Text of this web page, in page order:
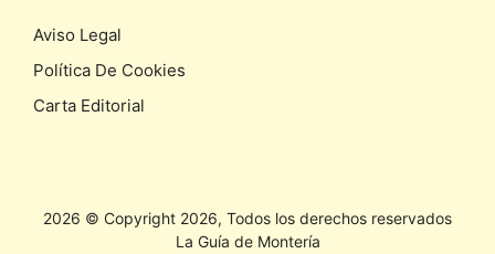
Aviso Legal
Política De Cookies
Carta Editorial
2026 © Copyright 2026, Todos los derechos reservados
La Guía de Montería